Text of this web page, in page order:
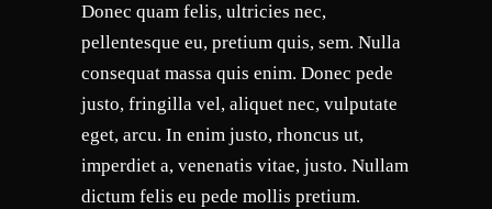
Donec quam felis, ultricies nec,
pellentesque eu, pretium quis, sem. Nulla
consequat massa quis enim. Donec pede
justo, fringilla vel, aliquet nec, vulputate
eget, arcu. In enim justo, rhoncus ut,
imperdiet a, venenatis vitae, justo. Nullam
dictum felis eu pede mollis pretium.